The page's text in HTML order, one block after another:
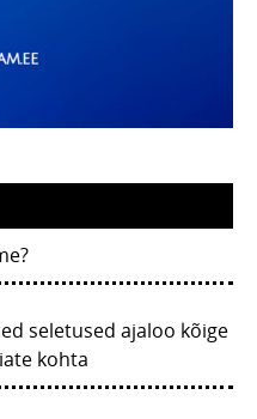
seletused ajaloo kõige
kohta